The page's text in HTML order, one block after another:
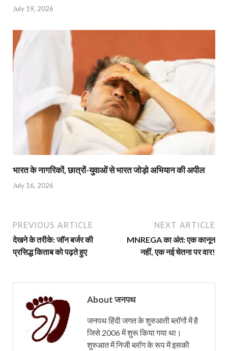
July 19, 2026
भारत के नागरिकों, छात्रों-युवाओं से भारत जोड़ो अभियान की अपील
July 16, 2026
PREVIOUS ARTICLE
देखने के तरीके: जॉन बर्जर की
प्रसिद्ध किताब को पढ़ते हुए
NEXT ARTICLE
MNREGA का अंत: एक कानून
नहीं, एक नई चेतना पर वार!
About जनपथ
जनपथ हिंदी जगत के शुरुआती ब्लॉगों में है
जिसे 2006 में शुरू किया गया था।
शुरुआत में निजी ब्लॉग के रूप में इसकी